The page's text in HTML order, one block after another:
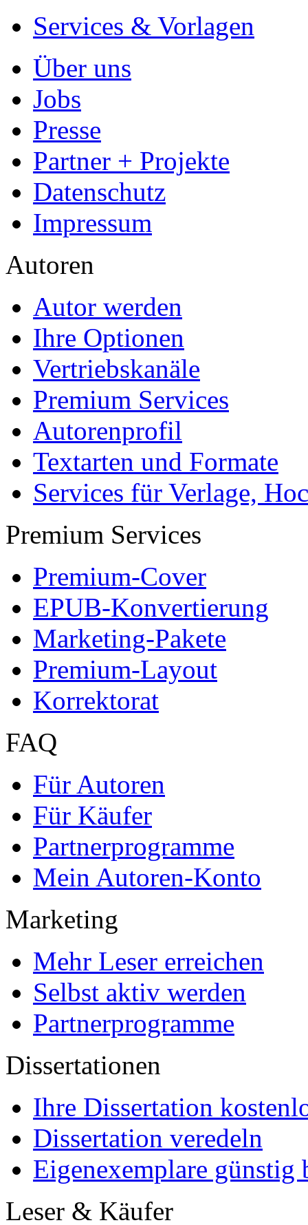
Services & Vorlagen
Über uns
Jobs
Presse
Partner + Projekte
Datenschutz
Impressum
Autoren
Autor werden
Ihre Optionen
Vertriebskanäle
Premium Services
Autorenprofil
Textarten und Formate
Services für Verlage,
Premium Services
Premium-Cover
EPUB-Konvertierung
Marketing-Pakete
Premium-Layout
Korrektorat
FAQ
Für Autoren
Für Käufer
Partnerprogramme
Mein Autoren-Konto
Marketing
Mehr Leser erreichen
Selbst aktiv werden
Partnerprogramme
Dissertationen
Ihre Dissertation
Dissertation veredeln
Eigenexemplare günstig
Leser & Käufer